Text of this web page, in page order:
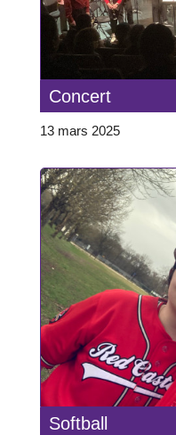
Concert
13 mars 2025
Softball